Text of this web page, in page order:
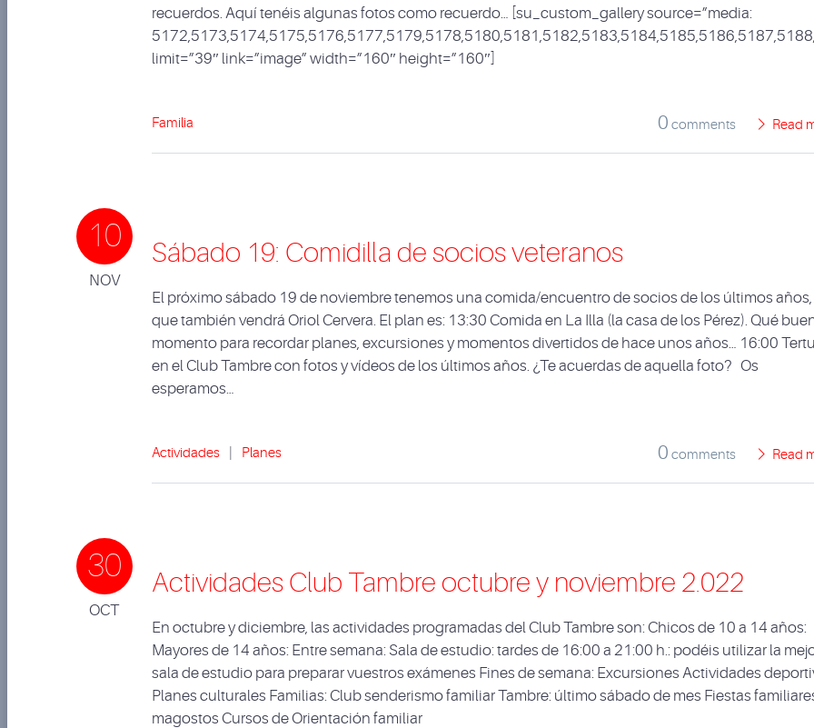
recuerdos. Aquí tenéis algunas fotos como recuerdo… [su_custom_gallery source=”media:
limit=”39″ link=”image” width=”160″ height=”160″]
Familia 0 comments Read
10
NOV
Sábado 19: Comidilla de socios veteranos
El próximo sábado 19 de noviembre tenemos una comida/encuentro de socios de los últimos años,
que también vendrá Oriol Cervera. El plan es: 13:30 Comida en La Illa (la casa de los Pérez). Qué
momento para recordar planes, excursiones y momentos divertidos de hace unos años… 16:00
en el Club Tambre con fotos y vídeos de los últimos años. ¿Te acuerdas de aquella foto? Os
esperamos…
Actividades Planes 0 comments Read
30
OCT
Actividades Club Tambre octubre y noviembre 2.022
En octubre y diciembre, las actividades programadas del Club Tambre son: Chicos de 10 a 14 años:
Mayores de 14 años: Entre semana: Sala de estudio: tardes de 16:00 a 21:00 h.: podéis utilizar la
sala de estudio para preparar vuestros exámenes Fines de semana: Excursiones Actividades
Planes culturales Familias: Club senderismo familiar Tambre: último sábado de mes Fiestas
magostos Cursos de Orientación familiar